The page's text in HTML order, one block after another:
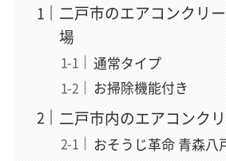
二戸市のエアコンクリ
場
通常タイプ
お掃除機能付き
二戸市内のエアコンク
おそうじ革命 青森八